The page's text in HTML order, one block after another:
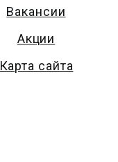
Вакансии
Акции
Карта сайта